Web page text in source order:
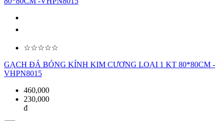
☆☆☆☆☆
GẠCH ĐÁ BÓNG KÍNH KIM CƯƠNG LOẠI 1 KT 80*80CM -
VHPN8015
460,000
230,000
đ